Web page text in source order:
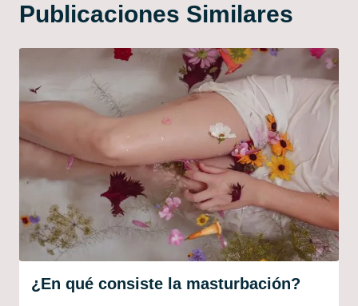
Publicaciones Similares
¿En qué consiste la masturbación?